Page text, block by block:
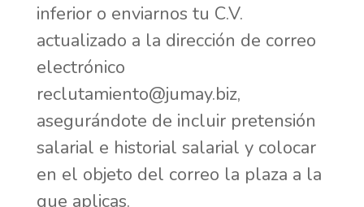
inferior o enviarnos tu C.V.
actualizado a la dirección de correo
electrónico
reclutamiento@jumay.biz,
asegurándote de incluir pretensión
salarial e historial salarial y colocar
en el objeto del correo la plaza a la
que aplicas.